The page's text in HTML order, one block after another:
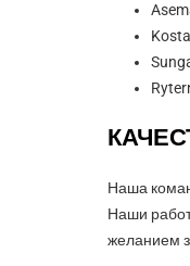
Наша
Наши
желанием